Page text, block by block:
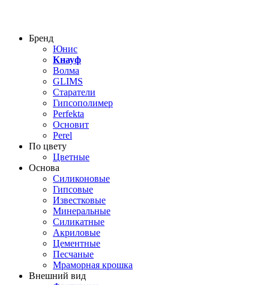
Бренд
Юнис
Кнауф
Волма
GLIMS
Старатели
Гипсополимер
Perfekta
Основит
Perel
По цвету
Цветные
Основа
Силиконовые
Гипсовые
Известковые
Минеральные
Силикатные
Акриловые
Цементные
Песчаные
Мраморная крошка
Внешний вид